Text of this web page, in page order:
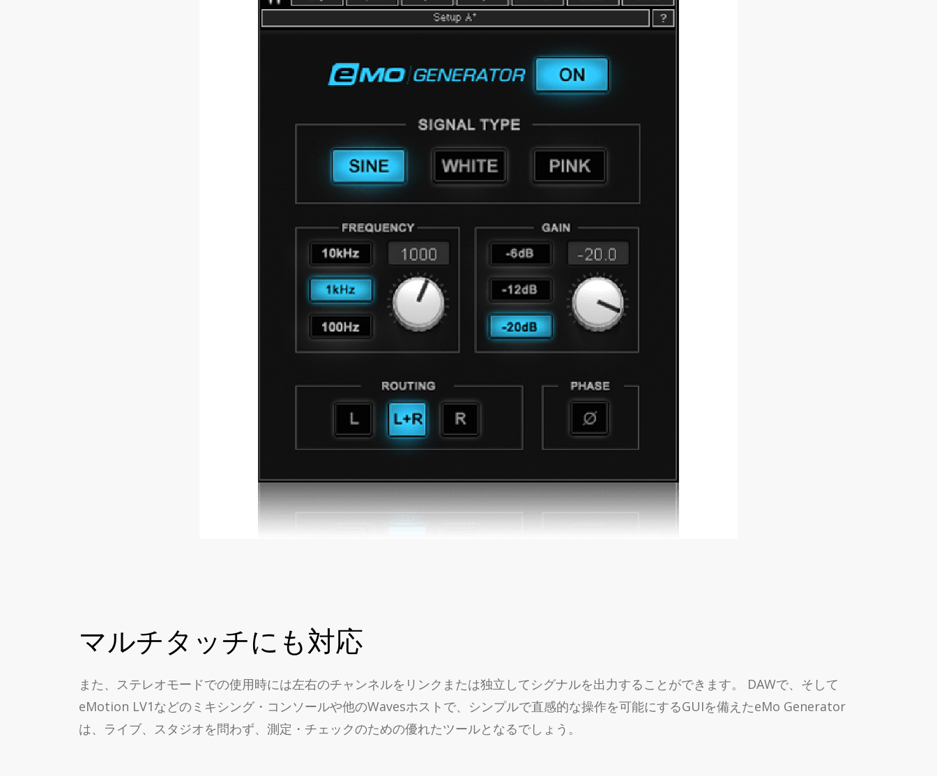
マルチタッチにも対応
また、ステレオモードでの使用時には左右のチャンネルをリンクまたは独立してシグナルを出力することができます。 DAWで、そして
eMotion LV1などのミキシング・コンソールや他のWavesホストで、シンプルで直感的な操作を可能にするGUIを備えたeMo Generator
は、ライブ、スタジオを問わず、測定・チェックのための優れたツールとなるでしょう。